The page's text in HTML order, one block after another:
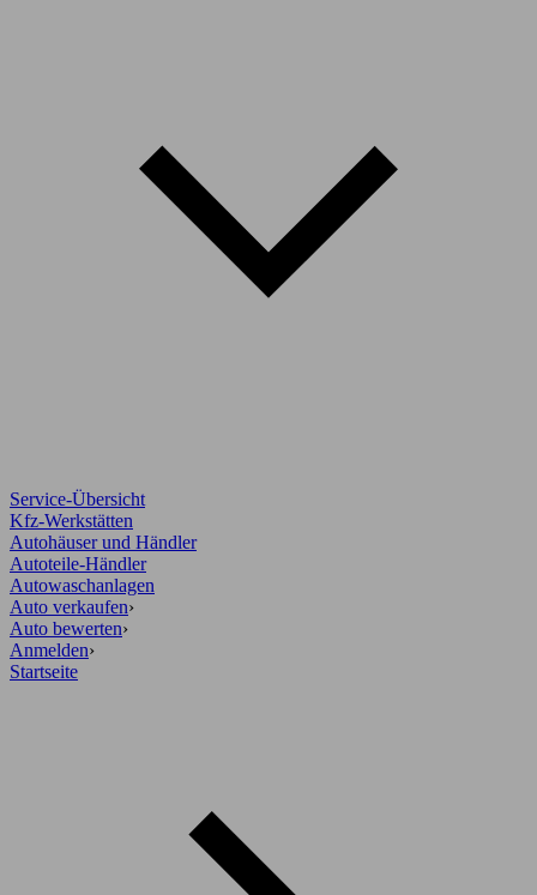
Service-Übersicht
Kfz-Werkstätten
Autohäuser und Händler
Autoteile-Händler
Autowaschanlagen
Auto verkaufen›
Auto bewerten›
Anmelden›
Startseite